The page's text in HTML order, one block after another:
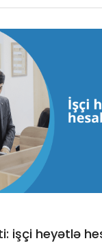
işçi heyətlə